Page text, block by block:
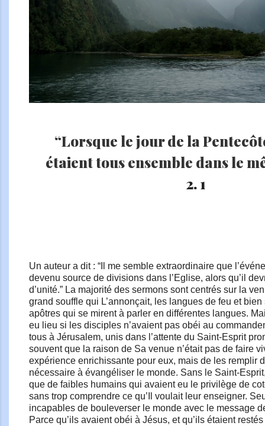
“Lorsque le jour de la
étaient tous ensemble dans le
2. 1
Un auteur a dit : “Il me semble extraordinaire que
devenu source de divisions dans l’Eglise, alors qu’il
d’unité.” La majorité des sermons sont centrés sur la
grand souffle qui L’annonçait, les langues de feu et
apôtres qui se mirent à parler en différentes langues.
eu lieu si les disciples n’avaient pas obéi au
tous à Jérusalem, unis dans l’attente du Saint-Esprit
souvent que la raison de Sa venue n’était pas de faire
expérience enrichissante pour eux, mais de les remplir
nécessaire à évangéliser le monde. Sans le Saint-
que de faibles humains qui avaient eu le privilège de
sans trop comprendre ce qu’Il voulait leur enseigner.
incapables de bouleverser le monde avec le message
Parce qu’ils avaient obéi à Jésus, et qu’ils étaient